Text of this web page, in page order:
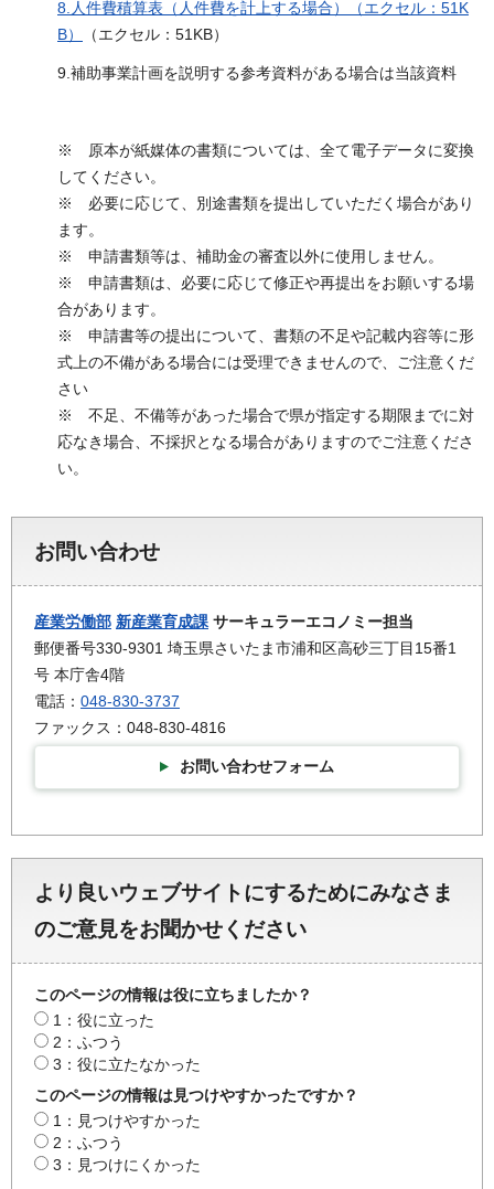
8. 人件費積算表（人件費を計上する場合）（エクセル：51K
B）
（エクセル：51KB）
9.補助事業計画を説明する参考資料がある場合は当該資料
※ 原本が紙媒体の書類については、全て電子データに変換
してください。
※ 必要に応じて、別途書類を提出していただく場合があり
ます。
※ 申請書類等は、補助金の審査以外に使用しません。
※ 申請書類は、必要に応じて修正や再提出をお願いする場
合があります。
※ 申請書等の提出について、書類の不足や記載内容等に形
式上の不備がある場合には受理できませんので、ご注意くだ
さい
※ 不足、不備等があった場合で県が指定する期限までに対
応なき場合、不採択となる場合がありますのでご注意くださ
い。
お問い合わせ
産業労働部 新産業育成課 サーキュラーエコノミー担当
郵便番号330-9301 埼玉県さいたま市浦和区高砂三丁目15番1
号 本庁舎4階
電話： 048-830-3737
ファックス：048-830-4816
お問い合わせフォーム
より良いウェブサイトにするためにみなさま
のご意見をお聞かせください
このページの情報は役に立ちましたか？
1：役に立った
2：ふつう
3：役に立たなかった
このページの情報は見つけやすかったですか？
1：見つけやすかった
2：ふつう
3：見つけにくかった